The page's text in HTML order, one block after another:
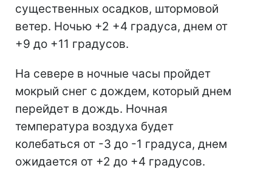
существенных осадков, штормовой
ветер. Ночью +2 +4 градуса, днем от
+9 до +11 градусов.
На севере в ночные часы пройдет
мокрый снег с дождем, который днем
перейдет в дождь. Ночная
температура воздуха будет
колебаться от -3 до -1 градуса, днем
ожидается от +2 до +4 градусов.